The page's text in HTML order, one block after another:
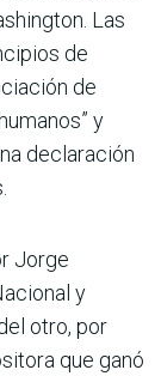
Las
de
de
y
declaración
Jorge
y
otro, por
que ganó